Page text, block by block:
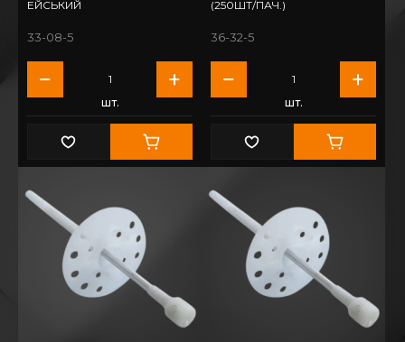
ЕЙСЬКИЙ
33-08-5
шт.
(250ШТ/ПАЧ.)
36-32-5
шт.